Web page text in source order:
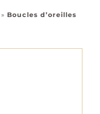
» Boucles d’oreilles